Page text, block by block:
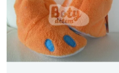
u
k
ů
p